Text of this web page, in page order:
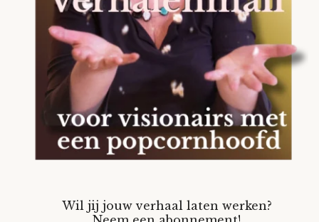
Wil jij jouw verhaal laten werken?